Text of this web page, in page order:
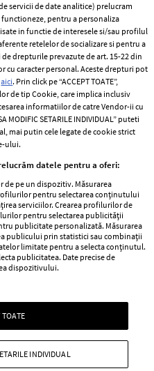
Termeni si conditii
Politica de
confidențialitate
Politica de cookies
Publicitate
femei
Viva
Avantaje
Retete practice
nr. 821/25.09.2025.
interzise minorilor.
Romania SRL
servicii de date analitice) prelucram
pentru a personaliza
in functie de interesele si/sau profilul
retelelor de socializare si pentru a
drepturile prevazute de art. 15-22 din
cu caracter personal. Aceste drepturi pot
aici. Prin click pe “ACCEPT TOATE”,
de tip Cookie, care implica inclusiv
informatiilor de catre Vendor-ii cu
MODIFIC SETARILE INDIVIDUAL” puteti
mai putin cele legate de cookie strict
ului.
datele pentru a oferi:
de pe un dispozitiv. Măsurarea
pentru selectarea conținutului
serviciilor. Crearea profilurilor de
pentru selectarea publicității
publicitate personalizată. Măsurarea
publicului prin statistici sau combinații
limitate pentru a selecta conținutul.
publicitatea. Date precise de
dispozitivului.
TOATE
INDIVIDUAL